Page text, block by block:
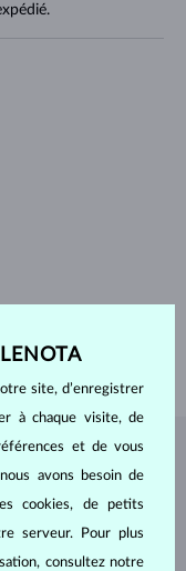
KLENOTA
site, d’enregistrer
à chaque visite, de
et de vous
avons besoin de
cookies, de petits
serveur. Pour plus
consultez notre